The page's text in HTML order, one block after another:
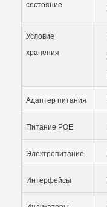
состояние
Условие
хранения
Адаптер питания
Питание POE
Электропитание
Интерфейсы